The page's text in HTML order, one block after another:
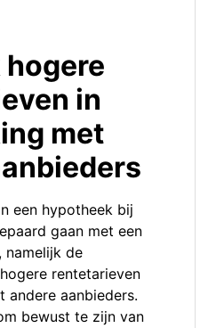
in
met
een hypotheek bij
gaan met een
namelijk de
rentetarieven
andere aanbieders.
bewust te zijn van